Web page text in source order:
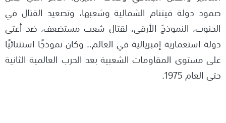
صمود دولة فيتنام الشمالية وشعبها، وتصعيد القتال في
الجنوب، النموذجَ الأرقى، لقتال شعب مستضعف، ضد أعتى
دولة استعمارية إمبريالية في العالم.. وكان نموذجًا استثنائيًا
على مستوى المقاومات الشعبية بعد الحرب العالمية الثانية
حتى العام 1975.